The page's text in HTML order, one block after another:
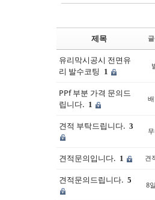
제목
유리막시공시 전면유
리 발수코팅
1
PPf 부분 가격 문의드
립니다. 1
견적 부탁드립니다. 3
견적문의입니다. 1 견
견적문의드립니다. 5
8